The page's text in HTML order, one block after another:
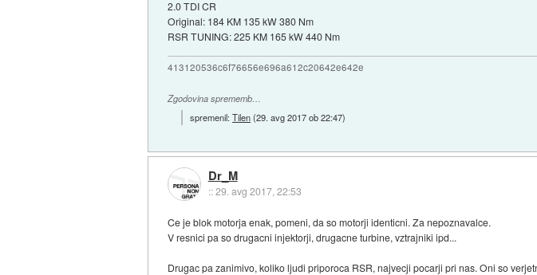
2.0 TDI CR
Original: 184 KM 135 kW 380 Nm
RSR TUNING: 225 KM 165 kW 440 Nm
413120536c6f76656e696a612c20642e642e
Zgodovina sprememb…
spremenil:Tilen(29. avg 2017 ob 22:47)
Dr_M
::29. avg 2017, 22:53
Ce je blok motorja enak, pomeni, da so motorji identicni. Za nepoznavalce.
V resnici pa so drugacni injektorji, drugacne turbine, vztrajniki ipd...
Drugac pa zanimivo, koliko ljudi priporoca RSR, najvecji pocarji pri nas. Oni so